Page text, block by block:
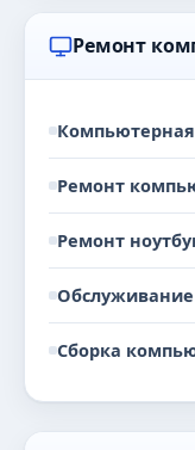
Ремонт
Ремонт
Ремонт
Сборка